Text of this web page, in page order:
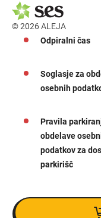
© 2026 ALEJA
Odpiralni čas
Soglasje za
osebnih
Pravila
obdelave
podatkov za
parkirišč